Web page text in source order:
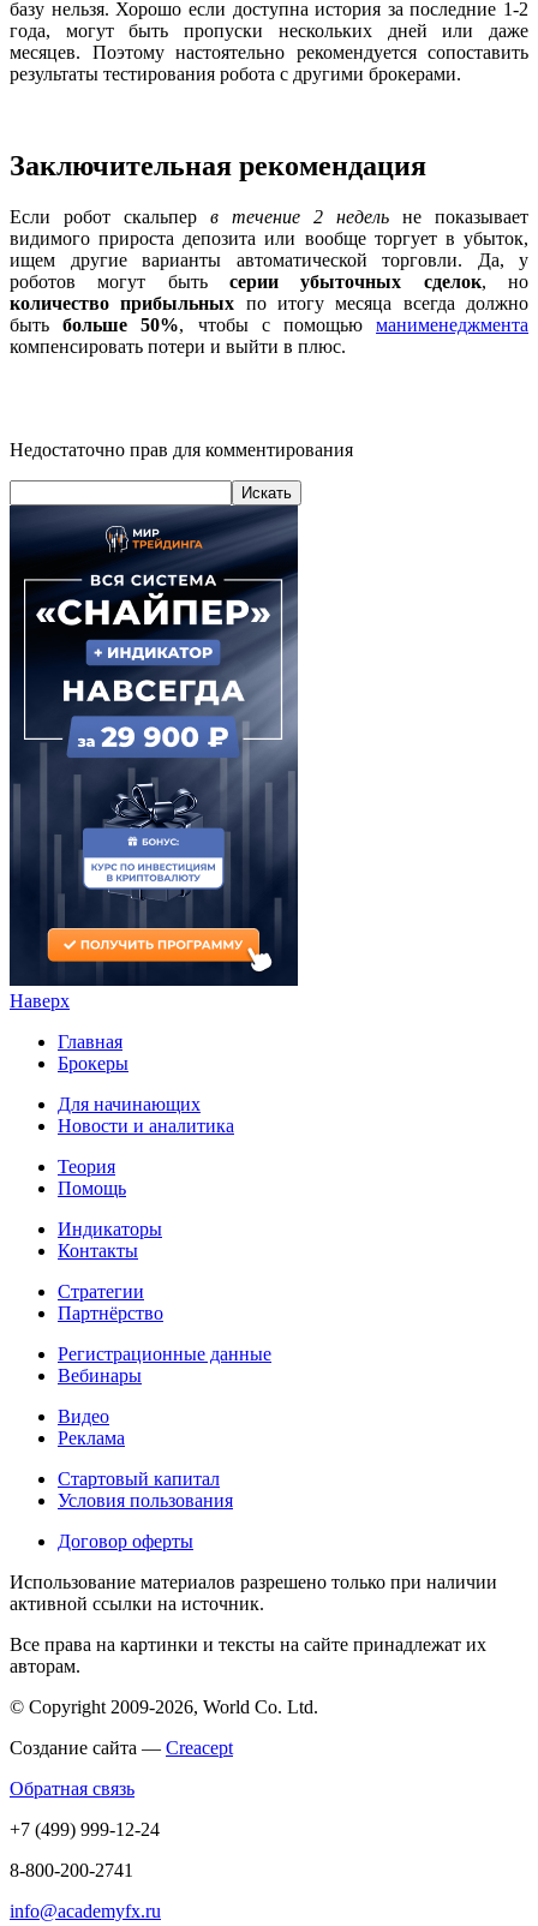
базу нельзя. Хорошо если доступна история за последние 1-2
года, могут быть пропуски нескольких дней или даже
месяцев. Поэтому настоятельно рекомендуется сопоставить
результаты тестирования робота с другими брокерами.
Заключительная рекомендация
Если робот скальпер в течение 2 недель не показывает
видимого прироста депозита или вообще торгует в убыток,
ищем другие варианты автоматической торговли. Да, у
роботов могут быть серии убыточных сделок, но
количество прибыльных по итогу месяца всегда должно
бытьбольше 50%, чтобы с помощьюманименеджмента
компенсировать потери и выйти в плюс.
Недостаточно прав для комментирования
Наверх
Главная
Брокеры
Для начинающих
Новости и аналитика
Теория
Помощь
Индикаторы
Контакты
Стратегии
Партнёрство
Регистрационные данные
Вебинары
Видео
Реклама
Стартовый капитал
Условия пользования
Договор оферты
Использование материалов разрешено только при наличии
активной ссылки на источник.
Все права на картинки и тексты на сайте принадлежат их
авторам.
© Copyright 2009-2026, World Co. Ltd.
Создание сайта — Creacept
Обратная связь
+7 (499) 999-12-24
8-800-200-2741
info@academyfx.ru